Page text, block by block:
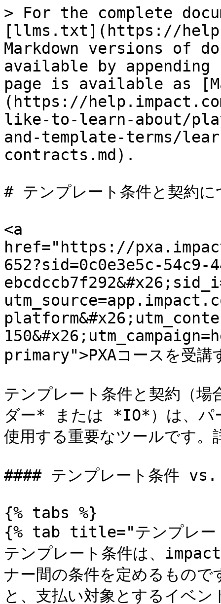
> For the complete
[llms.txt](https://
Markdown versions of
available by
page is available as
(https://
like-to-learn-about/
and-template-terms/
contracts.md).
# テンプレート条件と契約に
<a
href="https://
652?sid=0c0e3e5c-54c9-
primary">PXAコースを受講
テンプレート条件と契約（
ダー* または *IO*）は、パ
使用する重要なツールです
#### テンプレート条件
{% tabs %}
{% tab title="テンプレー
テンプレート条件は、
ナー間の条件を定めるもの
と、支払い対象とするイベ